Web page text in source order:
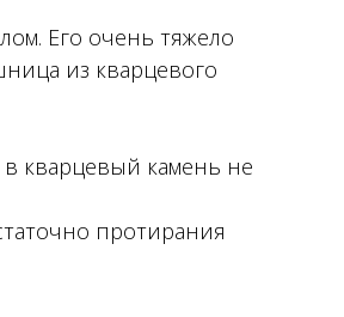
Его очень тяжело
из кварцевого
кварцевый камень не
протирания